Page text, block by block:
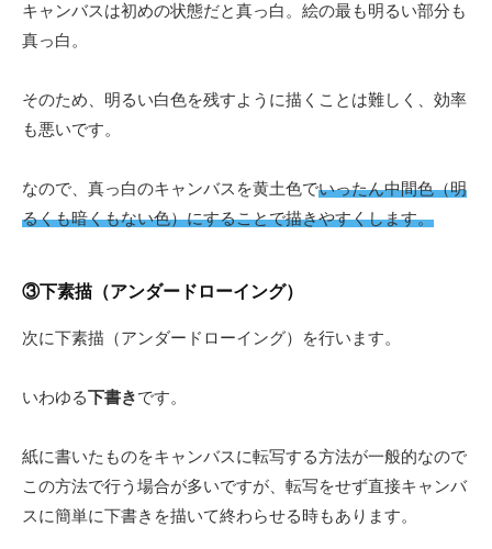
キャンバスは初めの状態だと真っ白。絵の最も明るい部分も
真っ白。
そのため、明るい白色を残すように描くことは難しく、効率
も悪いです。
なので、真っ白のキャンバスを黄土色でいったん中間色（明
るくも暗くもない色）にすることで描きやすくします。
③下素描（アンダードローイング）
次に下素描（アンダードローイング）を行います。
いわゆる下書きです。
紙に書いたものをキャンバスに転写する方法が一般的なので
この方法で行う場合が多いですが、転写をせず直接キャンバ
スに簡単に下書きを描いて終わらせる時もあります。